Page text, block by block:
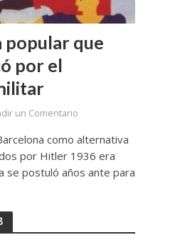
popular que
por el
un Comentario
como alternativa
por Hitler 1936 era
se postuló años ante para